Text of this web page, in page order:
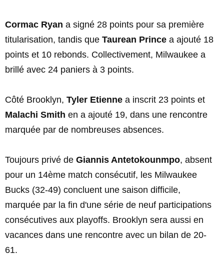
Cormac Ryan a signé 28 points pour sa première
titularisation, tandis que Taurean Prince a ajouté 18
points et 10 rebonds. Collectivement, Milwaukee a
brillé avec 24 paniers à 3 points.
Côté Brooklyn, Tyler Etienne a inscrit 23 points et
Malachi Smith en a ajouté 19, dans une rencontre
marquée par de nombreuses absences.
Toujours privé de Giannis Antetokounmpo, absent
pour un 14ème match consécutif, les Milwaukee
Bucks (32-49) concluent une saison difficile,
marquée par la fin d'une série de neuf participations
consécutives aux playoffs. Brooklyn sera aussi en
vacances dans une rencontre avec un bilan de 20-
61.